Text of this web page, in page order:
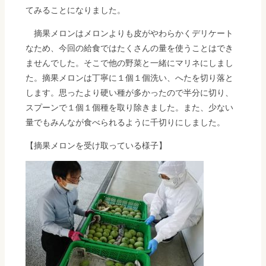
てみることになりました。
摘果メロンはメロンよりも皮がやわらかくデリケート
なため、今回の給食ではたくさんの量を使うことはでき
ませんでした。そこで他の野菜と一緒にマリネにしまし
た。摘果メロンは丁寧に１個１個洗い、へたを切り落と
します。思ったより硬い種が多かったので半分に切り、
スプーンで１個１個種を取り除きました。また、少ない
量でもみんなが食べられるように千切りにしました。
【摘果メロンを受け取っている様子】